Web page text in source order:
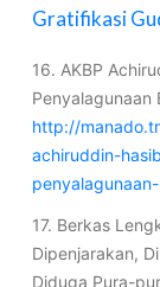
Gratifikasi
16. AKBP
Penyalagunaan
http://
achiruddin-
17. Berkas
Dipenjarakan,
Diduga Pura-